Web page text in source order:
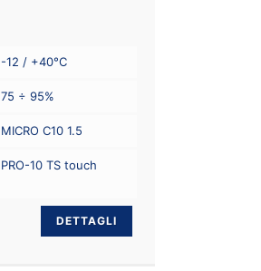
-12 / +40°C
75 ÷ 95%
MICRO C10 1.5
PRO-10 TS touch
DETTAGLI